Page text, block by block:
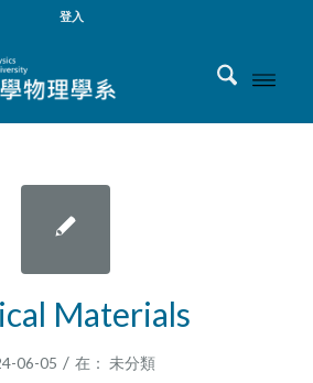
登入
Materials
06-05 / 在： 未分類